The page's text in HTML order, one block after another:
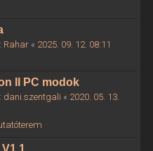
Rahar« 2025. 09. 12. 08:11
II PC modok
dani.szentgali « 2020. 05. 13.